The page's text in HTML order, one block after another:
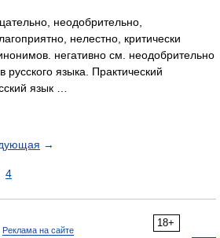
неодобрительно,
нелестно, критически
негативно см. неодобрительно
языка. Практический
язык …
→
4
18+
Реклама на сайте